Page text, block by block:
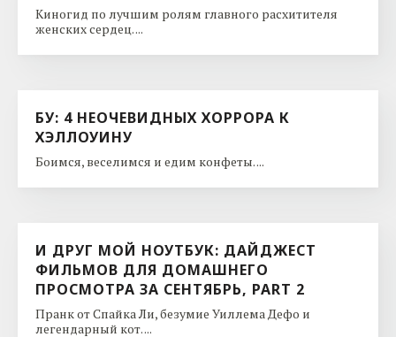
Киногид по лучшим ролям главного расхитителя
женских сердец. ...
БУ: 4 НЕОЧЕВИДНЫХ ХОРРОРА К
ХЭЛЛОУИНУ
Боимся, веселимся и едим конфеты. ...
И ДРУГ МОЙ НОУТБУК: ДАЙДЖЕСТ
ФИЛЬМОВ ДЛЯ ДОМАШНЕГО
ПРОСМОТРА ЗА СЕНТЯБРЬ, PART 2
Пранк от Спайка Ли, безумие Уиллема Дефо и
легендарный кот. ...